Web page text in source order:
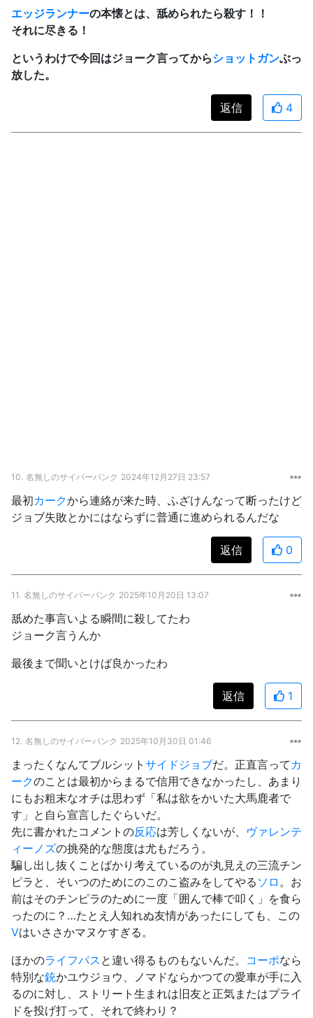
エッジランナーの本懐とは、舐められたら殺す！！
それに尽きる！
というわけで今回はジョーク言ってからショットガンぶっ
放した。
返信 4
10. 名無しのサイバーパンク 2024年12月27日 23:57
最初カークから連絡が来た時、ふざけんなって断ったけど
ジョブ失敗とかにはならずに普通に進められるんだな
返信 0
11. 名無しのサイバーパンク 2025年10月20日 13:07
舐めた事言いよる瞬間に殺してたわ
ジョーク言うんか
最後まで聞いとけば良かったわ
返信 1
12. 名無しのサイバーパンク 2025年10月30日 01:46
まったくなんてブルシット サイドジョブだ。正直言って カ
ークのことは最初からまるで信用できなかったし、あまり
にもお粗末なオチは思わず「私は欲をかいた大馬鹿者で
す」と自ら宣言したぐらいだ。
先に書かれたコメントの反応は芳しくないが、 ヴァレンテ
ィーノズの挑発的な態度は尤もだろう。
騙し出し抜くことばかり考えているのが丸見えの三流チン
ピラと、そいつのためにのこのこ盗みをしてやる ソロ 。お
前はそのチンピラのために一度「囲んで棒で叩く」を食ら
ったのに？…たとえ人知れぬ友情があったにしても、この
Vはいささかマヌケすぎる。
ほかのライフパス と違い得るものもないんだ。 コーポなら
特別な銃かユウジョウ、ノマドならかつての愛車が手に入
るのに対し、ストリート生まれは旧友と正気またはプライ
ドを投げ打って、それで終わり？